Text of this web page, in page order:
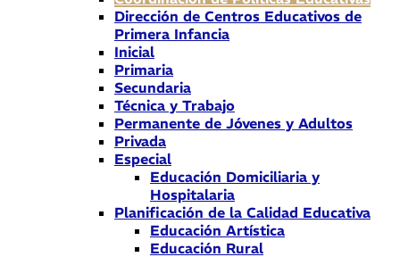
Dirección de Centros Educativos de
Primera Infancia
Inicial
Primaria
Secundaria
Técnica y Trabajo
Permanente de Jóvenes y Adultos
Privada
Especial
Educación Domiciliaria y
Hospitalaria
Planificación de la Calidad Educativa
Educación Artística
Educación Rural